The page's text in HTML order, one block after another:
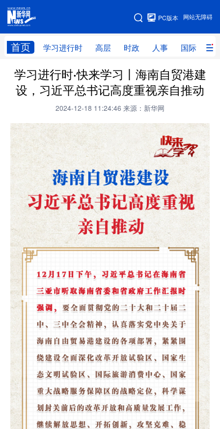
网站无障碍
PC版本
首页 学习进行时 高层 时政 人事 国际 财
网站地图
学习进行时 高层 时政 人事
国际 财经 网评 港澳
科技 科创 量子 体育
文化 书画 健康 军事
访谈 视频 图片
法律 中央文件 金融 汽车
人居 信息化 数字经济
学术中国 乡村振兴 银龄 溯源中国
城市 会展
彩票 娱乐 时尚 悦读
公益 上市公司
文化产业
地方频道
北京 天津 河北 山西
浙江 安徽 福建 江西
学习进行时·快来学习丨海南自贸港建
设，习近平总书记高度重视亲自推动
2024-12-18 11:24:46 来源：新华网